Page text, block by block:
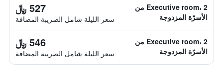
Executive room، 2 من
الأسرّة المزدوجة
527 ﷼
سعر الليلة شامل الصريبة المضافة
Executive room، 2 من
الأسرّة المزدوجة
546 ﷼
سعر الليلة شامل الصريبة المضافة